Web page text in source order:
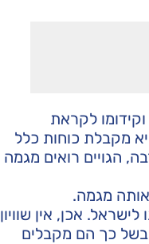
לקראת
מקבלת כוחות כלל
הגויים רואים מגמה
מגמה.
אכן, אין שוויון
בשל כך הם מקבלים